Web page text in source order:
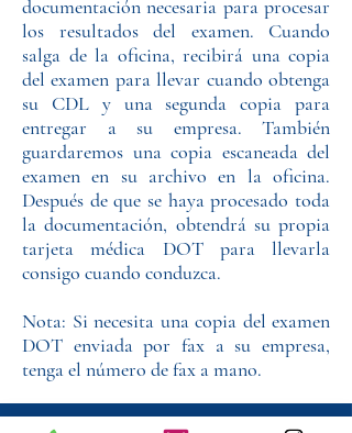
documentación necesaria para procesar
los resultados del examen. Cuando
salga de la oficina, recibirá una copia
del examen para llevar cuando obtenga
su CDL y una segunda copia para
entregar a su empresa. También
guardaremos una copia escaneada del
examen en su archivo en la oficina.
Después de que se haya procesado toda
la documentación, obtendrá su propia
tarjeta médica DOT para llevarla
consigo cuando conduzca.
Nota: Si necesita una copia del examen
DOT enviada por fax a su empresa,
tenga el número de fax a mano.